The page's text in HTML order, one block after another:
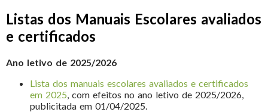
Listas dos Manuais Escolares avaliados
e certificados
Ano letivo de 2025/2026
Lista dos manuais escolares avaliados e certificados
em 2025, com efeitos no ano letivo de 2025/2026,
publicitada em 01/04/2025.